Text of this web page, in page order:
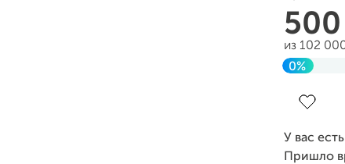
500
из 102
0%
У вас
Пришло